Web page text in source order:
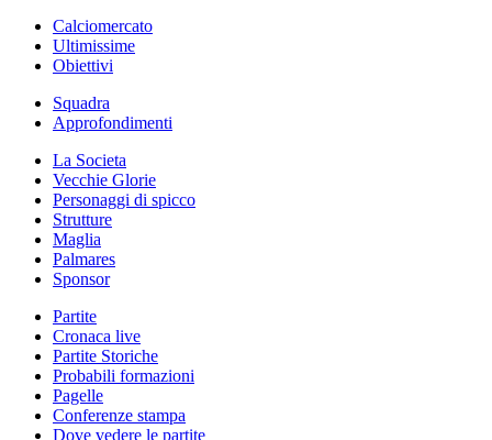
Calciomercato
Ultimissime
Obiettivi
Squadra
Approfondimenti
La Societa
Vecchie Glorie
Personaggi di spicco
Strutture
Maglia
Palmares
Sponsor
Partite
Cronaca live
Partite Storiche
Probabili formazioni
Pagelle
Conferenze stampa
Dove vedere le partite